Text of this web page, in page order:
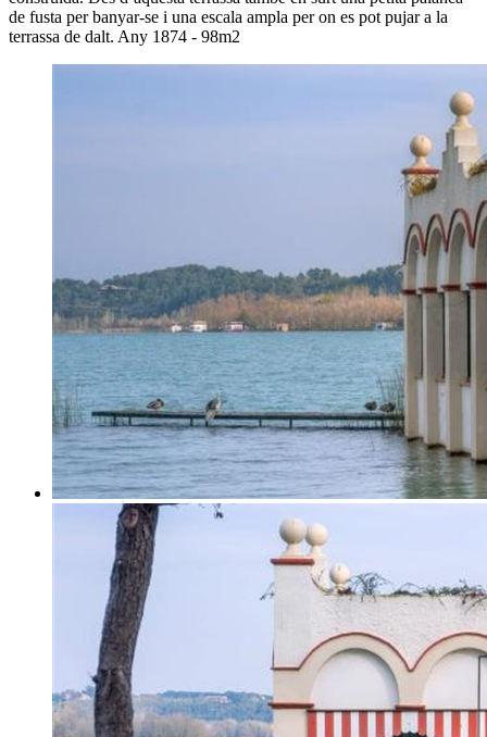
de fusta per banyar-se i una escala ampla per on es pot pujar a la
terrassa de dalt. Any 1874 - 98m2